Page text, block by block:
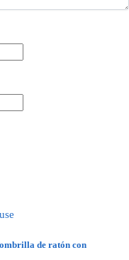
de ratón con